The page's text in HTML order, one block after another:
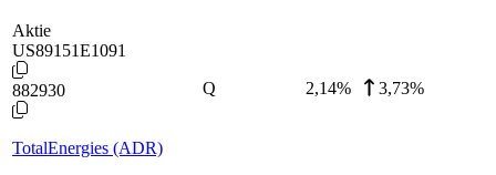
Aktie
US89151E1091
882930
TotalEnergies (ADR)
Q 2,14% 3,73%